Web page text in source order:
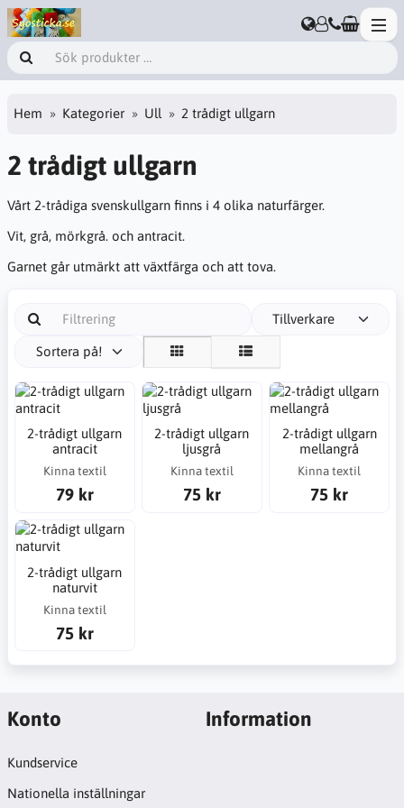
Hem Kategorier Ull 2 trådigt ullgarn
2 trådigt ullgarn
Vårt 2-trådiga svenskullgarn finns i 4 olika naturfärger.
Vit, grå, mörkgrå. och antracit.
Garnet går utmärkt att växtfärga och att tova.
Tillverkare
Sortera på!
2-trådigt ullgarn
antracit
Kinna textil
79 kr
2-trådigt ullgarn
ljusgrå
Kinna textil
75 kr
2-trådigt ullgarn
mellangrå
Kinna textil
75 kr
2-trådigt ullgarn
naturvit
Kinna textil
75 kr
Konto
Kundservice
Nationella inställningar
Information